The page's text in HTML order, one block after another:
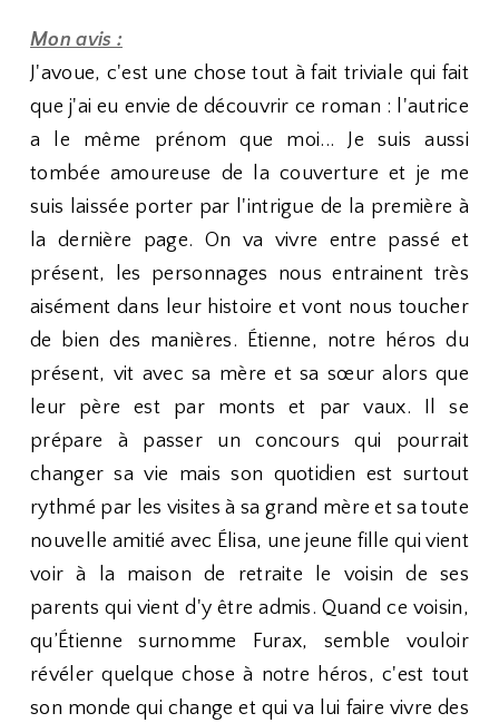
Mon avis :
J'avoue, c'est une chose tout à fait triviale qui fait
que j'ai eu envie de découvrir ce roman : l'autrice
a le même prénom que moi... Je suis aussi
tombée amoureuse de la couverture et je me
suis laissée porter par l'intrigue de la première à
la dernière page. On va vivre entre passé et
présent, les personnages nous entrainent très
aisément dans leur histoire et vont nous toucher
de bien des manières. Étienne, notre héros du
présent, vit avec sa mère et sa sœur alors que
leur père est par monts et par vaux. Il se
prépare à passer un concours qui pourrait
changer sa vie mais son quotidien est surtout
rythmé par les visites à sa grand mère et sa toute
nouvelle amitié avec Élisa, une jeune fille qui vient
voir à la maison de retraite le voisin de ses
parents qui vient d'y être admis. Quand ce voisin,
qu’Étienne surnomme Furax, semble vouloir
révéler quelque chose à notre héros, c'est tout
son monde qui change et qui va lui faire vivre des